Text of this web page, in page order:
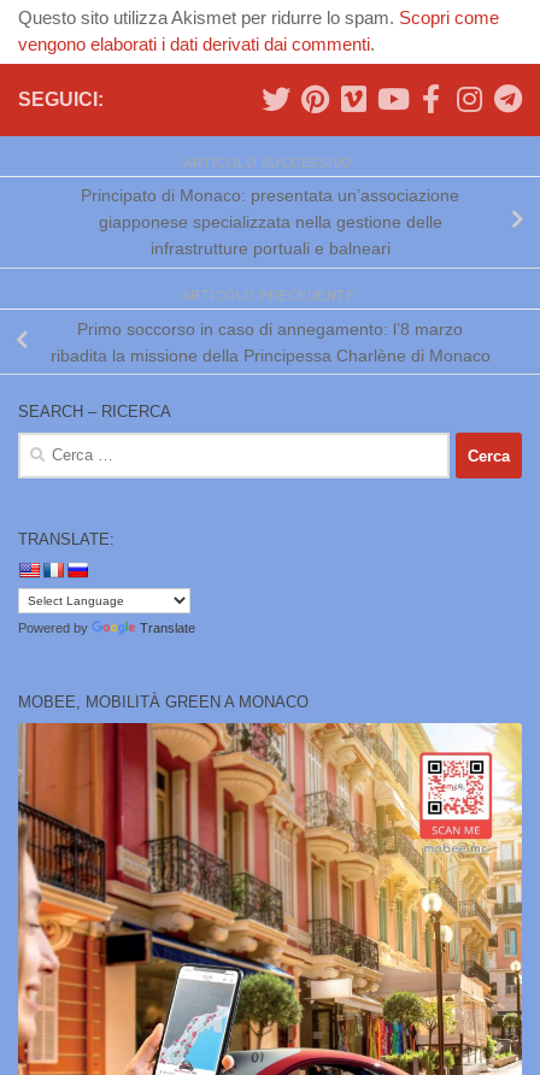
Questo sito utilizza Akismet per ridurre lo spam. Scopri come
vengono elaborati i dati derivati dai commenti.
SEGUICI:
ARTICOLO SUCCESSIVO
Principato di Monaco: presentata un’associazione
giapponese specializzata nella gestione delle
infrastrutture portuali e balneari
ARTICOLO PRECEDENTE
Primo soccorso in caso di annegamento: l’8 marzo
ribadita la missione della Principessa Charlène di Monaco
SEARCH – RICERCA
Ricerca
per:
TRANSLATE:
Powered by Translate
MOBEE, MOBILITÀ GREEN A MONACO